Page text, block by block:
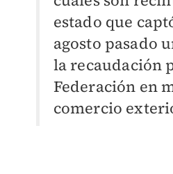
estado que
agosto pasado
la recaudación
Federación en
comercio